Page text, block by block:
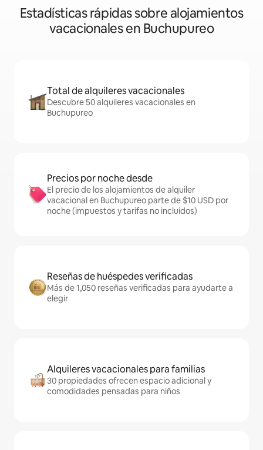
Estadísticas rápidas sobre alojamientos
vacacionales en Buchupureo
Total de alquileres vacacionales
Descubre 50 alquileres vacacionales en
Buchupureo
Precios por noche desde
El precio de los alojamientos de alquiler
vacacional en Buchupureo parte de $10 USD por
noche (impuestos y tarifas no incluidos)
Reseñas de huéspedes verificadas
Más de 1,050 reseñas verificadas para ayudarte a
elegir
Alquileres vacacionales para familias
30 propiedades ofrecen espacio adicional y
comodidades pensadas para niños